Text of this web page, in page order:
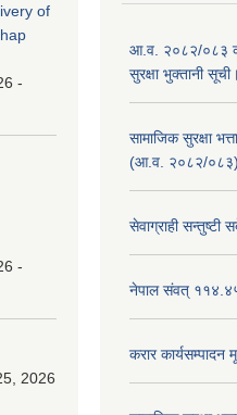
of
-
-
2026
आ.व. २०८२/०८३
सुरक्षा भुक्तानी सूची।
सामाजिक सुरक्षा
(आ.व. २०८२/०८३)
सेवाग्राही सन्तुष्टी
नेपाल संवत्
करार